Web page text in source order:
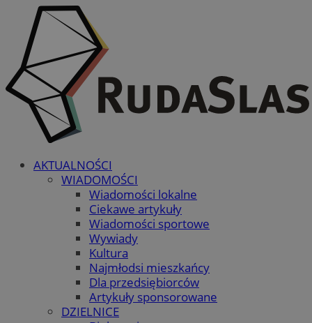
AKTUALNOŚCI
WIADOMOŚCI
Wiadomości lokalne
Ciekawe artykuły
Wiadomości sportowe
Wywiady
Kultura
Najmłodsi mieszkańcy
Dla przedsiębiorców
Artykuły sponsorowane
DZIELNICE